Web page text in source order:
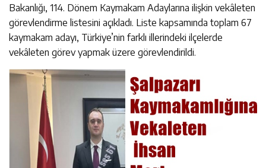
Bakanlığı, 114. Dönem Kaymakam Adaylarına ilişkin vekâleten
görevlendirme listesini açıkladı. Liste kapsamında toplam 67
kaymakam adayı, Türkiye’nin farklı illerindeki ilçelerde
vekâleten görev yapmak üzere görevlendirildi.